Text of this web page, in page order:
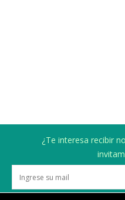
¿Te interesa recibir